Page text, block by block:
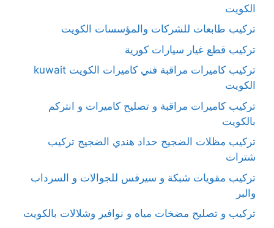
الكويت
تركيب طابعات للشركات والمؤسسات الكويت
تركيب قطع غيار سيارات كورية
تركيب كاميرات مراقبة فني كاميرات الكويت kuwait
الكويت
تركيب كاميرات مراقبة و تصليح كاميرات و انتركم
بالكويت
تركيب مظلات الضجيج حداد هندي الضجيج تركيب
شترات
تركيب مقويات شبكة و سيرفس للجوالات و السرداب
والبر
تركيب و تصليح مضخات مياه و نوافير وشلالات بالكويت